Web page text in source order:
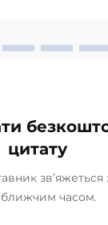
цитату
зв’яжеться
часом.